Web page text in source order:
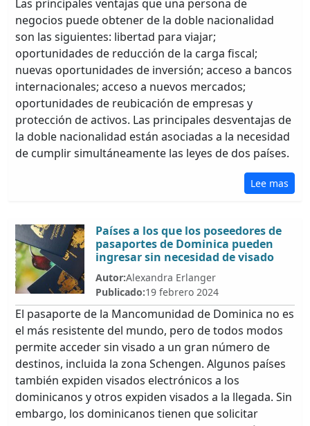
Las principales ventajas que una persona de
negocios puede obtener de la doble nacionalidad
son las siguientes: libertad para viajar;
oportunidades de reducción de la carga fiscal;
nuevas oportunidades de inversión; acceso a bancos
internacionales; acceso a nuevos mercados;
oportunidades de reubicación de empresas y
protección de activos. Las principales desventajas de
la doble nacionalidad están asociadas a la necesidad
de cumplir simultáneamente las leyes de dos países.
Lee mas
Países a los que los poseedores de
pasaportes de Dominica pueden
ingresar sin necesidad de visado
Autor:Alexandra Erlanger
Publicado:19 febrero 2024
El pasaporte de la Mancomunidad de Dominica no es
el más resistente del mundo, pero de todos modos
permite acceder sin visado a un gran número de
destinos, incluida la zona Schengen. Algunos países
también expiden visados electrónicos a los
dominicanos y otros expiden visados a la llegada. Sin
embargo, los dominicanos tienen que solicitar